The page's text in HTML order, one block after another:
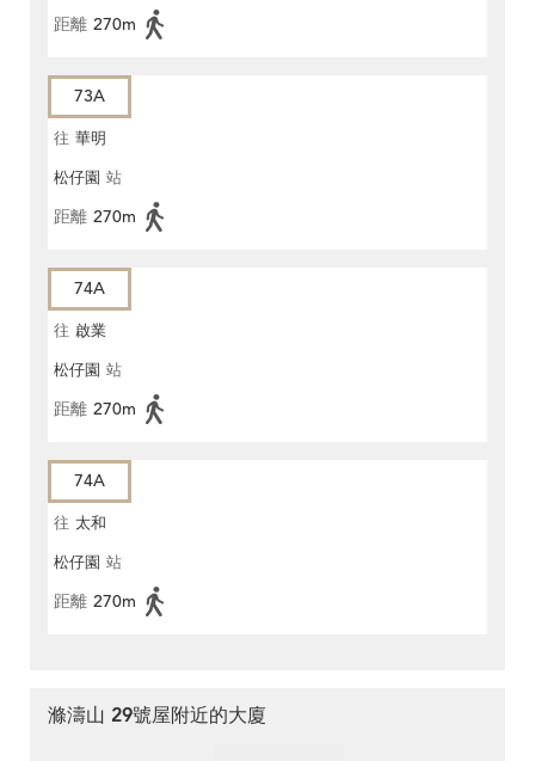
距離 270m
73A
往 華明
松仔園 站
距離 270m
74A
往 啟業
松仔園 站
距離 270m
74A
往 太和
松仔園 站
距離 270m
滌濤山 29號屋附近的大廈